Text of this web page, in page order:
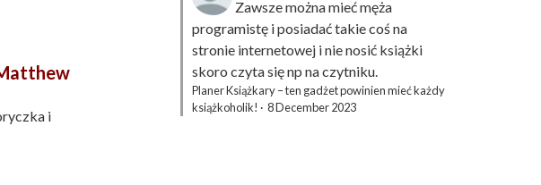
i
Zawsze można mieć męża
programistę i posiadać takie coś na
stronie internetowej i nie nosić książki
skoro czyta się np na czytniku.
Planer Książkary – ten gadżet powinien mieć każdy
książkoholik! · 8 December 2023